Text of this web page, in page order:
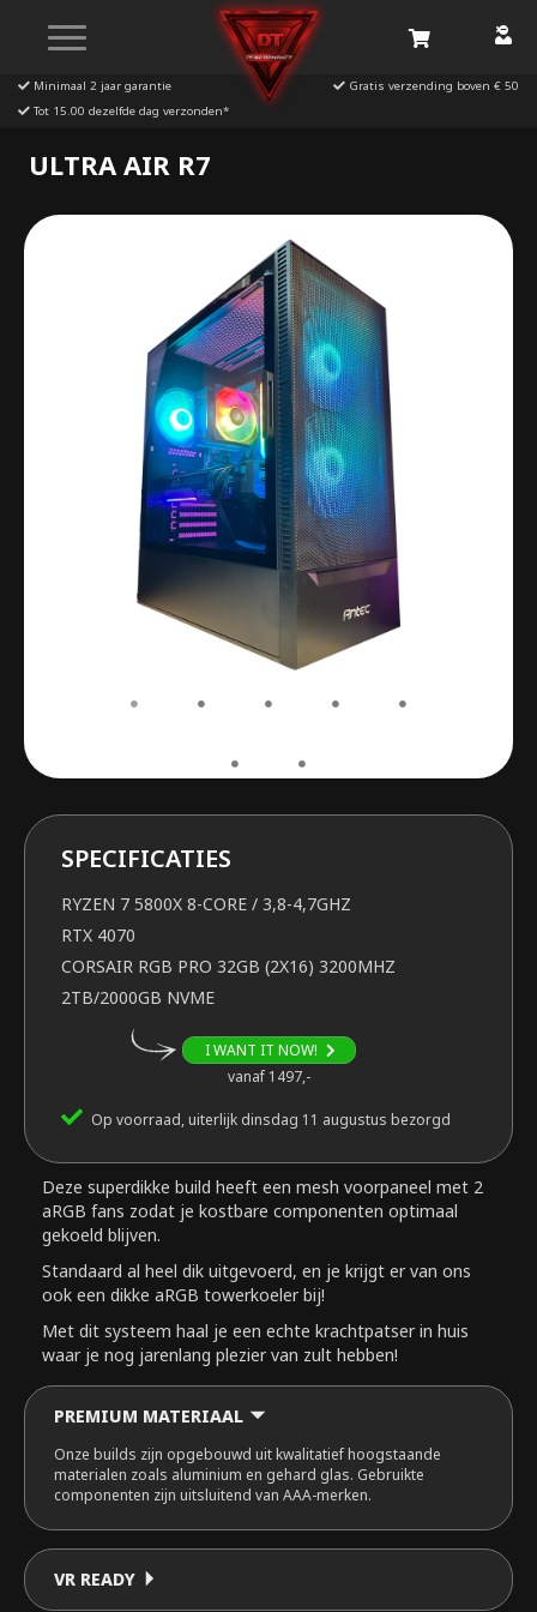
Tot 15.00 dezelfde dag verzonden*
Minimaal 2 jaar garantie Gratis verzending boven € 50
ULTRA AIR R7
SPECIFICATIES
RYZEN 7 5800X 8-CORE / 3,8-4,7GHZ
RTX 4070
CORSAIR RGB PRO 32GB (2X16) 3200MHZ
2TB/2000GB NVME
I WANT IT NOW!
vanaf 1497,-
Op voorraad, uiterlijk dinsdag 11 augustus bezorgd
Deze superdikke build heeft een mesh voorpaneel met 2
aRGB fans zodat je kostbare componenten optimaal
gekoeld blijven.
Standaard al heel dik uitgevoerd, en je krijgt er van ons
ook een dikke aRGB towerkoeler bij!
Met dit systeem haal je een echte krachtpatser in huis
waar je nog jarenlang plezier van zult hebben!
PREMIUM MATERIAAL
Onze builds zijn opgebouwd uit kwalitatief hoogstaande
materialen zoals aluminium en gehard glas. Gebruikte
componenten zijn uitsluitend van AAA-merken.
VR READY